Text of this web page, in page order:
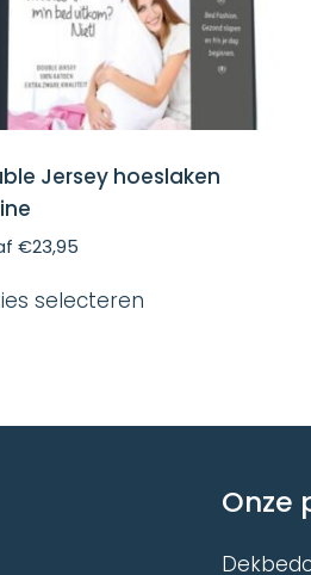
Jersey hoeslaken
€23,95
selecterenproduct
optie
productpagina
Onze